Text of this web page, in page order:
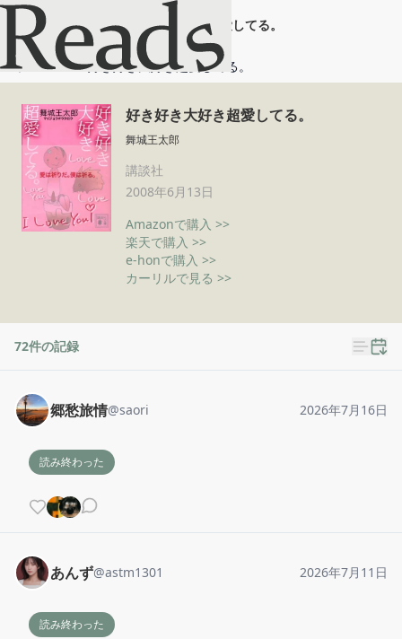
好き好き大好き超愛してる。
ホーム 好き好き大好き超愛してる。
好き好き大好き超愛してる。
舞城王太郎
講談社
2008年6月13日
Amazonで購入 >>
楽天で購入 >>
e-honで購入 >>
カーリルで見る >>
72件の記録
郷愁旅情@saori 2026年7月16日
読み終わった
あんず@astm1301 2026年7月11日
読み終わった